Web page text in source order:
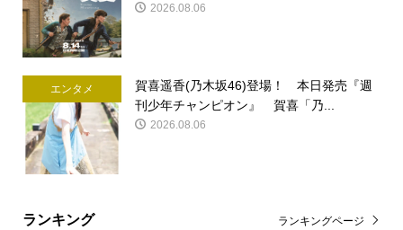
2026.08.06
エンタメ
賀喜遥香(乃木坂46)登場！ 本日発売『週
刊少年チャンピオン』 賀喜「乃...
2026.08.06
ランキング ランキングページ